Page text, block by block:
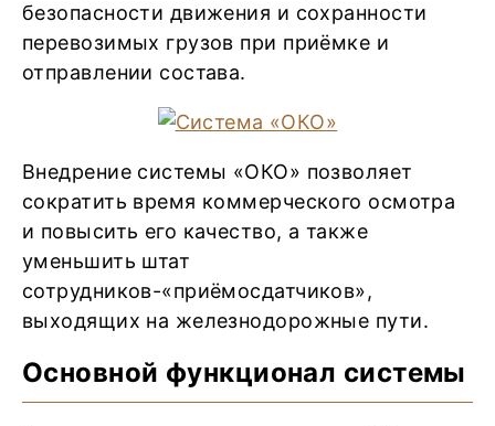
безопасности движения и сохранности
перевозимых грузов при приёмке и
отправлении состава.
Внедрение системы «ОКО» позволяет
сократить время коммерческого осмотра
и повысить его качество, а также
уменьшить штат
сотрудников-«приёмосдатчиков»,
выходящих на железнодорожные пути.
Основной функционал системы